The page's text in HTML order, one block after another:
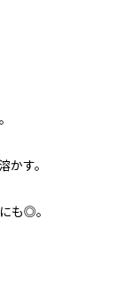
かす。
も◎。